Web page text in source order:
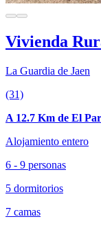
Vivienda
La Guardia de Jaen
(31)
A 12.7 Km de El
Alojamiento entero
6 - 9 personas
5 dormitorios
7 camas